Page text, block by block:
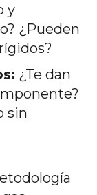
y
¿Pueden
¿Te dan
sin